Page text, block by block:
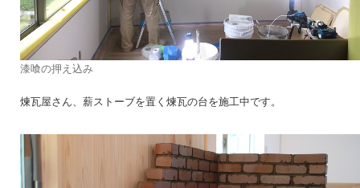
漆喰の押え込み
煉瓦屋さん、薪ストーブを置く煉瓦の台を施工中です。